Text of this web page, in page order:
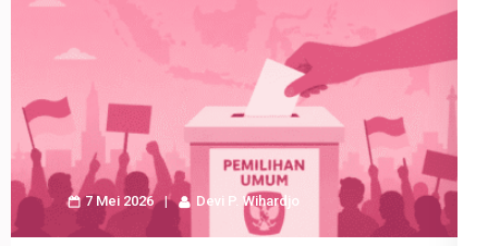
7 Mei 2026 Devi P. Wihardjo